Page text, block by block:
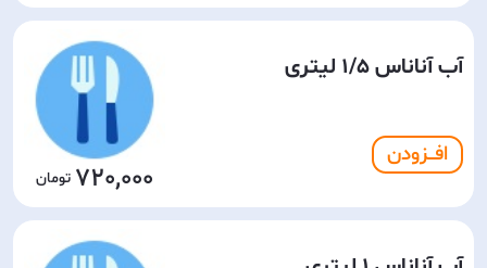
آب آناناس 1/5 لیتری
افـــزودن
720,000